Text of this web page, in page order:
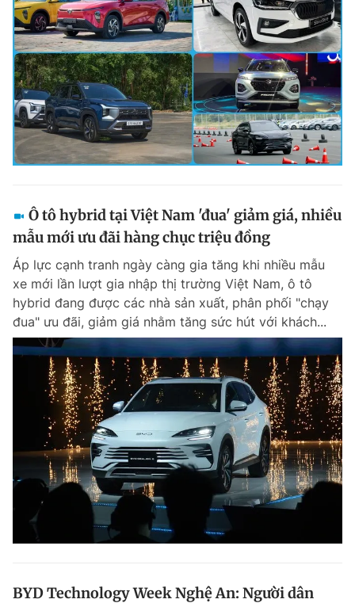
Ô tô hybrid tại Việt Nam 'đua' giảm giá, nhiều
mẫu mới ưu đãi hàng chục triệu đồng
Áp lực cạnh tranh ngày càng gia tăng khi nhiều mẫu
xe mới lần lượt gia nhập thị trường Việt Nam, ô tô
hybrid đang được các nhà sản xuất, phân phối "chạy
đua" ưu đãi, giảm giá nhằm tăng sức hút với khách...
BYD Technology Week Nghệ An: Người dân